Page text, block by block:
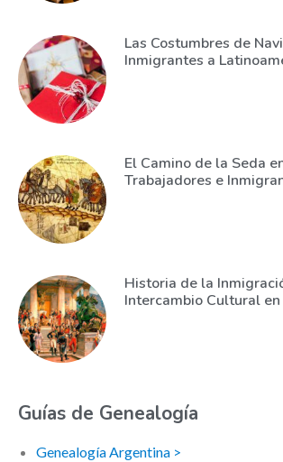
Las Costumbres de
Inmigrantes a
El Camino de la Seda
Trabajadores e
Historia de la
Intercambio Cultural en
Guías de Genealogía
Genealogía Argentina >